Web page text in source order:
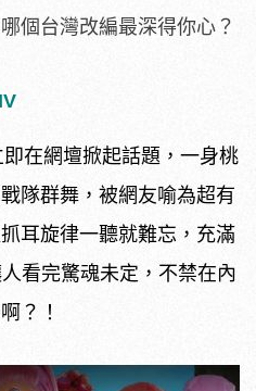
個台灣改編最深得你心？
在網壇掀起話題，一身桃
隊群舞，被網友喻為超有
耳旋律一聽就難忘，充滿
看完驚魂未定，不禁在內
？！